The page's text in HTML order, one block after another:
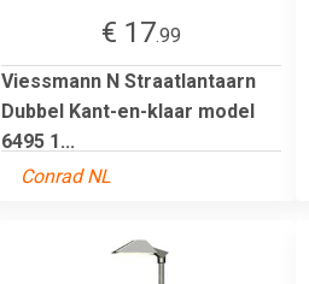
€ 17.99
Viessmann N Straatlantaarn
Dubbel Kant-en-klaar model
6495 1...
Conrad NL